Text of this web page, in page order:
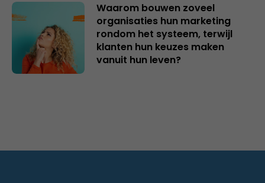
Waarom bouwen zoveel
organisaties hun marketing
rondom het systeem, terwijl
klanten hun keuzes maken
vanuit hun leven?